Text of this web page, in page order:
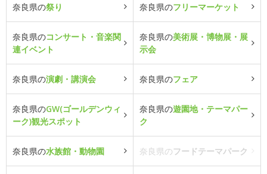
奈良県の祭り 奈良県のフリーマーケット
奈良県のコンサート・音楽関
連イベント
奈良県の美術展・博物展・展
示会
奈良県の演劇・講演会 奈良県のフェア
奈良県のGW(ゴールデンウィ
ーク)観光スポット
奈良県の遊園地・テーマパー
ク
奈良県の水族館・動物園 奈良県のフードテーマパーク